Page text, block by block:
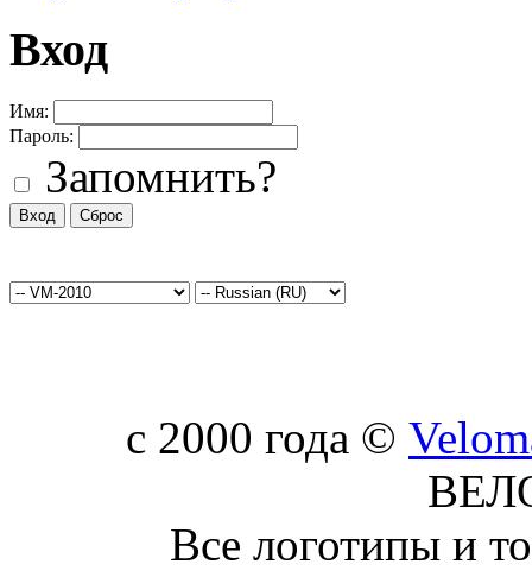
Вход
Имя:
Пароль:
Запомнить?
c 2000 года ©
Все логотипы и